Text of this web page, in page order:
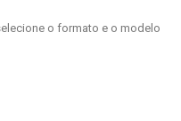
o formato e o modelo